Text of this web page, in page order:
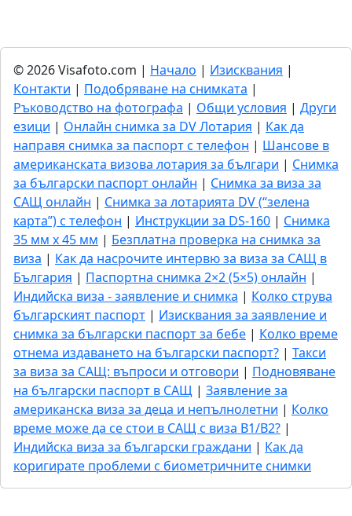
© 2026 Visafoto.com | Начало | Изисквания |
Контакти | Подобряване на снимката |
Ръководство на фотографа | Общи условия | Други
езици | Онлайн снимка за DV Лотария | Как да
направя снимка за паспорт с телефон | Шансове в
американската визова лотария за българи | Снимка
за български паспорт онлайн | Снимка за виза за
САЩ онлайн | Снимка за лотарията DV (“зелена
карта”) с телефон | Инструкции за DS-160 | Снимка
35 мм x 45 мм | Безплатна проверка на снимка за
виза | Как да насрочите интервю за виза за САЩ в
България | Паспортна снимка 2×2 (5×5) онлайн |
Индийска виза - заявление и снимка | Колко струва
българският паспорт | Изисквания за заявление и
снимка за български паспорт за бебе | Колко време
отнема издаването на български паспорт? | Такси
за виза за САЩ: въпроси и отговори | Подновяване
на български паспорт в САЩ | Заявление за
американска виза за деца и непълнолетни | Колко
време може да се стои в САЩ с виза B1/B2? |
Индийска виза за български граждани | Как да
коригирате проблеми с биометричните снимки